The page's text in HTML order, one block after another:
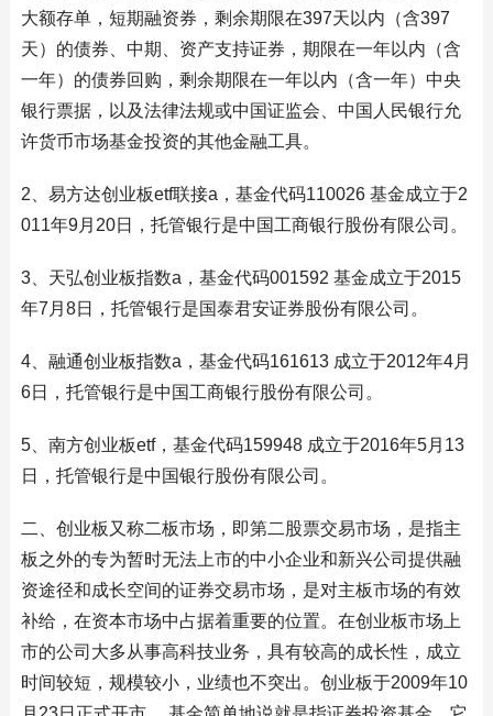
大额存单，短期融资券，剩余期限在397天以内（含397
天）的债券、中期、资产支持证券，期限在一年以内（含
一年）的债券回购，剩余期限在一年以内（含一年）中央
银行票据，以及法律法规或中国证监会、中国人民银行允
许货币市场基金投资的其他金融工具。
2、易方达创业板etf联接a，基金代码110026 基金成立于2
011年9月20日，托管银行是中国工商银行股份有限公司。
3、天弘创业板指数a，基金代码001592 基金成立于2015
年7月8日，托管银行是国泰君安证券股份有限公司。
4、融通创业板指数a，基金代码161613 成立于2012年4月
6日，托管银行是中国工商银行股份有限公司。
5、南方创业板etf，基金代码159948 成立于2016年5月13
日，托管银行是中国银行股份有限公司。
二、创业板又称二板市场，即第二股票交易市场，是指主
板之外的专为暂时无法上市的中小企业和新兴公司提供融
资途径和成长空间的证券交易市场，是对主板市场的有效
补给，在资本市场中占据着重要的位置。在创业板市场上
市的公司大多从事高科技业务，具有较高的成长性，成立
时间较短，规模较小，业绩也不突出。创业板于2009年10